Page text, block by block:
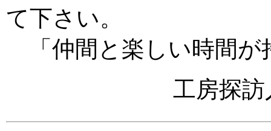
て下さい。
「仲間と楽しい時間が
工房探